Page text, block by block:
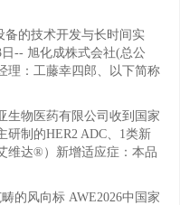
的技术开发与长时间实
-- 旭化成株式会社(总公
理：工藤幸四郎、以下简称
物医药有限公司收到国家
制的HER2 ADC、1类新
维达®）新增适应症：本品
风向标 AWE2026中国家